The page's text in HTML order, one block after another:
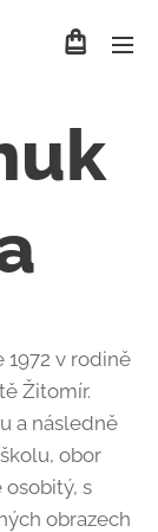
v rodině
Žitomír.
a následně
obor
osobitý, s
obrazech